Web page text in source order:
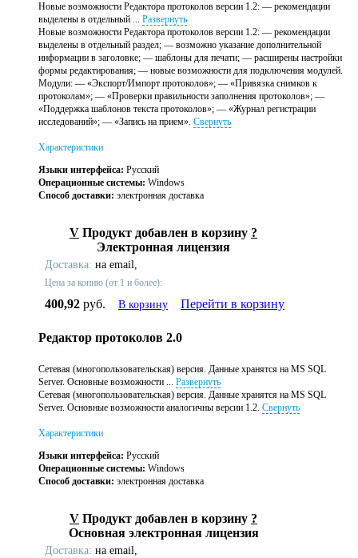
Новые возможности Редактора протоколов версии 1.2: — рекомендации
выделены в отдельный ... Развернуть
Новые возможности Редактора протоколов версии 1.2: — рекомендации
выделены в отдельный раздел; — возможно указание дополнительной
информации в заголовке; — шаблоны для печати; — расширены настройки
формы редактирования; — новые возможности для подключения модулей.
Модули: — «Экспорт/Импорт протоколов»; — «Привязка снимков к
протоколам»; — «Проверки правильности заполнения протоколов»; —
«Поддержка шаблонов текста протоколов»; — «Журнал регистрации
исследований»; — «Запись на прием». Свернуть
Характеристики
Языки интерфейса: Русский
Операционные системы: Windows
Способ доставки: электронная доставка
V Продукт добавлен в корзину ?
Электронная лицензия
Доставка: на email,
Цена за копию (от 1 и более):
400,92 руб. В корзину Перейти в корзину
Редактор протоколов 2.0
Сетевая (многопользовательская) версия. Данные хранятся на MS SQL
Server. Основные возможности ... Развернуть
Сетевая (многопользовательская) версия. Данные хранятся на MS SQL
Server. Основные возможности аналогичны версии 1.2. Свернуть
Характеристики
Языки интерфейса: Русский
Операционные системы: Windows
Способ доставки: электронная доставка
V Продукт добавлен в корзину ?
Основная электронная лицензия
Доставка: на email,